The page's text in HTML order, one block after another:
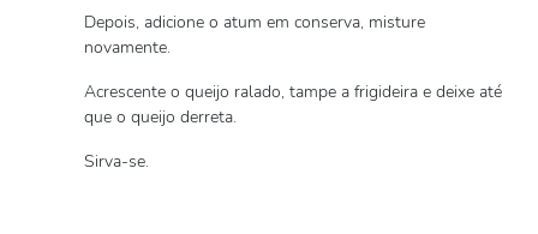
Depois, adicione o atum em conserva, misture
novamente.
Acrescente o queijo ralado, tampe a frigideira e deixe até
que o queijo derreta.
Sirva-se.